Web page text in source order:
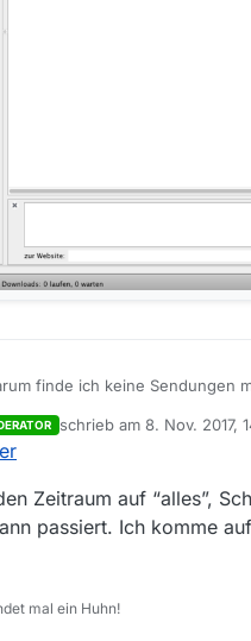
finde ich keine Sendungen
schrieb am 8. Nov. 2017,
zuletzt editiert von
Zeitraum auf “alles”,
passiert. Ich komme
mal ein Huhn!